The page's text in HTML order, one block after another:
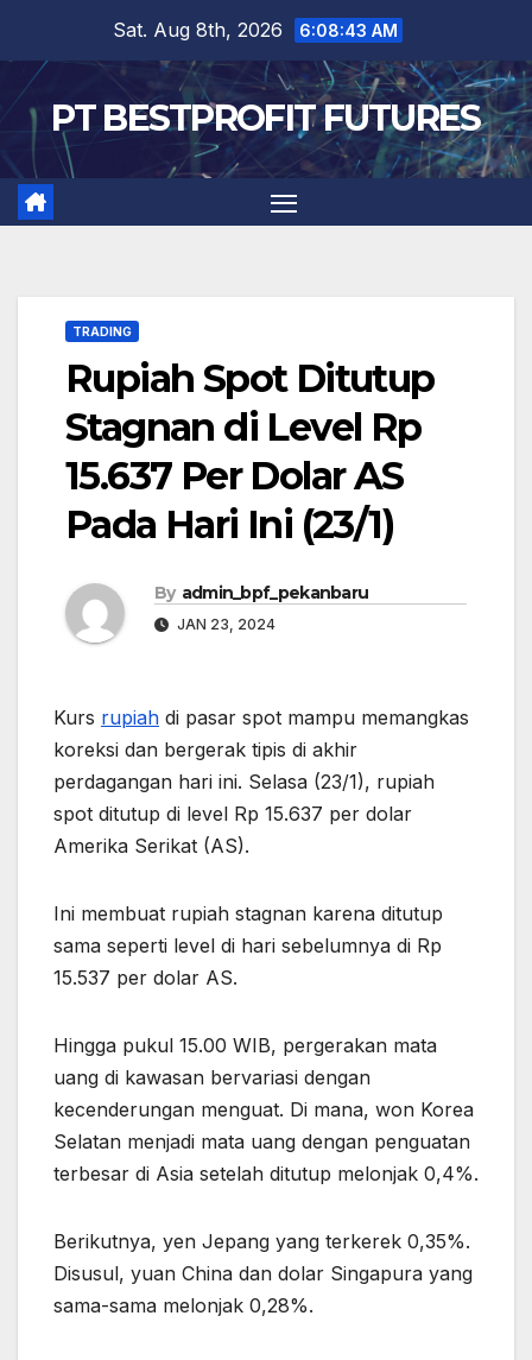
content
Sat. Aug 8th, 2026 6:08:44 AM
PT BESTPROFIT FUTURES
TRADING
Rupiah Spot Ditutup
Stagnan di Level Rp
15.637 Per Dolar AS
Pada Hari Ini (23/1)
By admin_bpf_pekanbaru
JAN 23, 2024
Kurs rupiah di pasar spot mampu memangkas
koreksi dan bergerak tipis di akhir
perdagangan hari ini. Selasa (23/1), rupiah
spot ditutup di level Rp 15.637 per dolar
Amerika Serikat (AS).
Ini membuat rupiah stagnan karena ditutup
sama seperti level di hari sebelumnya di Rp
15.537 per dolar AS.
Hingga pukul 15.00 WIB, pergerakan mata
uang di kawasan bervariasi dengan
kecenderungan menguat. Di mana, won Korea
Selatan menjadi mata uang dengan penguatan
terbesar di Asia setelah ditutup melonjak 0,4%.
Berikutnya, yen Jepang yang terkerek 0,35%.
Disusul, yuan China dan dolar Singapura yang
sama-sama melonjak 0,28%.